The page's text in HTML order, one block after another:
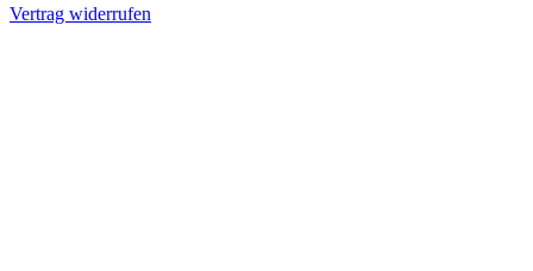
Vertrag widerrufen